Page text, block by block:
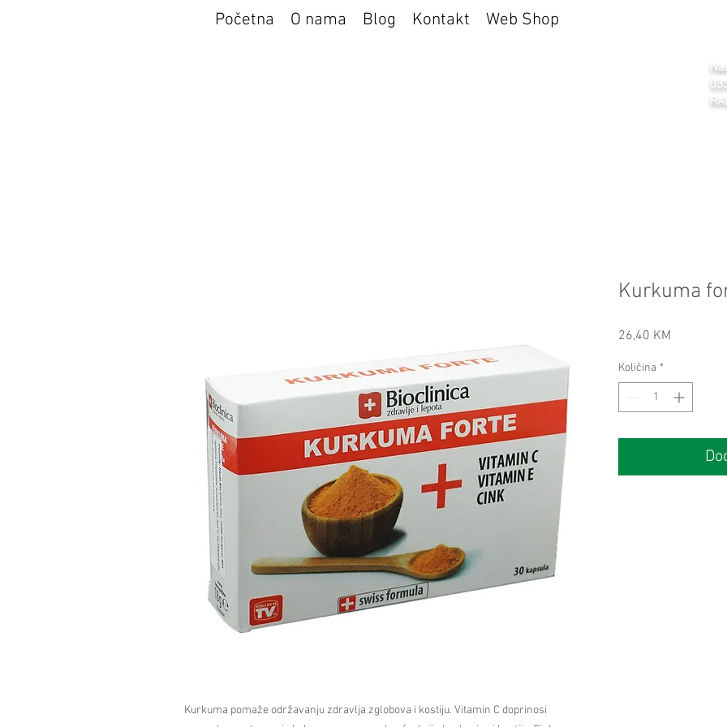
Početna O nama Blog Kontakt Web Shop
Kurkuma pomaže održavanju zdravlja zglobova i kostiju. Vitamin C doprinosi
Kurkuma
26,40 KM
Količina *